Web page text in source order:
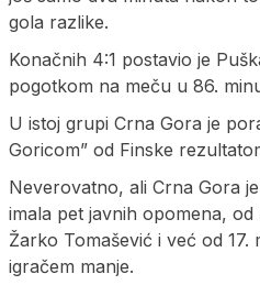
gola razlike.
Konačnih 4:1 postavio je
pogotkom na meču u 86.
U istoj grupi Crna Gora je
Goricom” od Finske
Neverovatno, ali Crna Gora
imala pet javnih opomena,
Žarko Tomašević i već od 17.
igračem manje.